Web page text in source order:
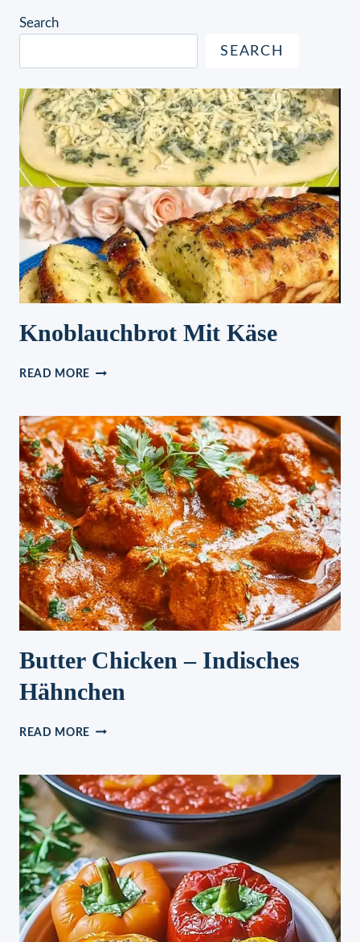
Search
SEARCH
Knoblauchbrot Mit Käse
READ MORE KNOBLAUCHBROT
Butter Chicken – Indisches
Hähnchen
READ MORE BUTTER
INDISCHES
HÄHNCHEN